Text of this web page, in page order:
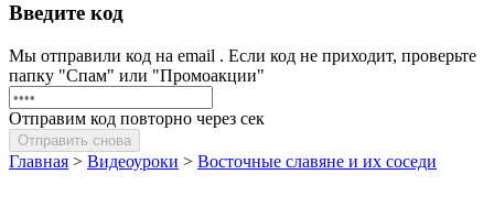
Введите код
Мы отправили код на email . Если код не приходит, проверьте
папку "Спам" или "Промоакции"
Отправим код повторно через сек
Отправить снова
Главная > Видеоуроки > Восточные славяне и их соседи